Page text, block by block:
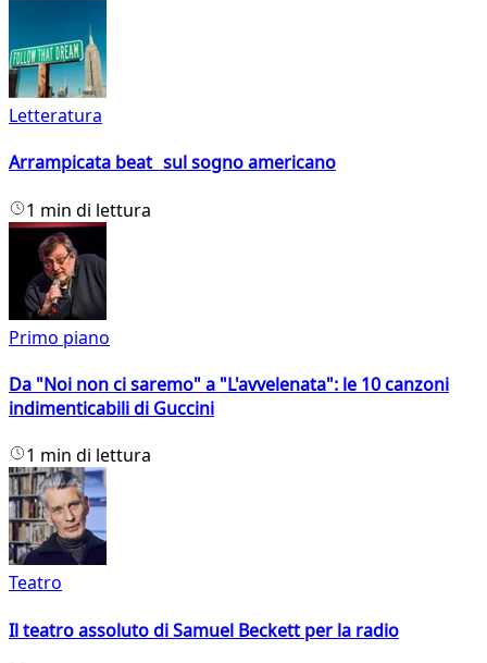
Letteratura
Arrampicata beat sul sogno americano
1 min di lettura
Primo piano
Da "Noi non ci saremo" a "L'avvelenata": le 10 canzoni
indimenticabili di Guccini
1 min di lettura
Teatro
Il teatro assoluto di Samuel Beckett per la radio